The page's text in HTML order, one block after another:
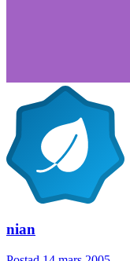
nian